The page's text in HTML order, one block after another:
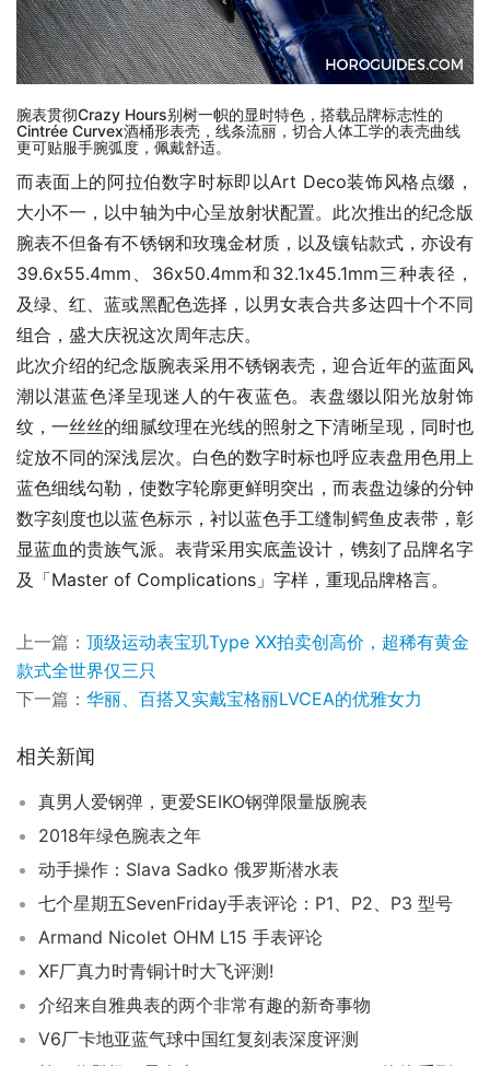
腕表贯彻Crazy Hours别树一帜的显时特色，搭载品牌标志性的
Cintrée Curvex酒桶形表壳，线条流丽，切合人体工学的表壳曲线
更可贴服手腕弧度，佩戴舒适。
而表面上的阿拉伯数字时标即以Art Deco装饰风格点缀，
大小不一，以中轴为中心呈放射状配置。此次推出的纪念版
腕表不但备有不锈钢和玫瑰金材质，以及镶钻款式，亦设有
39.6x55.4mm、36x50.4mm和32.1x45.1mm三种表径，
及绿、红、蓝或黑配色选择，以男女表合共多达四十个不同
组合，盛大庆祝这次周年志庆。
此次介绍的纪念版腕表采用不锈钢表壳，迎合近年的蓝面风
潮以湛蓝色泽呈现迷人的午夜蓝色。表盘缀以阳光放射饰
纹，一丝丝的细腻纹理在光线的照射之下清晰呈现，同时也
绽放不同的深浅层次。白色的数字时标也呼应表盘用色用上
蓝色细线勾勒，使数字轮廓更鲜明突出，而表盘边缘的分钟
数字刻度也以蓝色标示，衬以蓝色手工缝制鳄鱼皮表带，彰
显蓝血的贵族气派。表背采用实底盖设计，镌刻了品牌名字
及「Master of Complications」字样，重现品牌格言。
上一篇： 顶级运动表宝玑Type XX拍卖创高价，超稀有黄金
款式全世界仅三只
下一篇： 华丽、百搭又实戴宝格丽LVCEA的优雅女力
相关新闻
真男人爱钢弹，更爱SEIKO钢弹限量版腕表
2018年绿色腕表之年
动手操作：Slava Sadko 俄罗斯潜水表
七个星期五SevenFriday手表评论：P1、P2、P3 型号
Armand Nicolet OHM L15 手表评论
XF厂真力时青铜计时大飞评测!
介绍来自雅典表的两个非常有趣的新奇事物
V6厂卡地亚蓝气球中国红复刻表深度评测